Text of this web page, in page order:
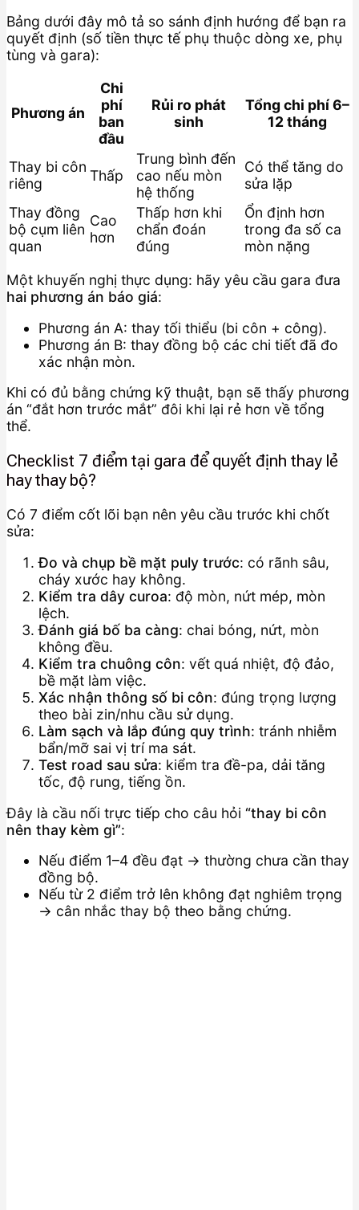
Bảng dưới đây mô tả so sánh định hướng để bạn ra
quyết định (số tiền thực tế phụ thuộc dòng xe, phụ
tùng và gara):
Phương án
Chi
phí
ban
đầu
Rủi ro phát
sinh
Tổng chi phí 6–
12 tháng
Thay bi côn
riêng
Thấp
Trung bình đến
cao nếu mòn
hệ thống
Có thể tăng do
sửa lặp
Thay đồng
bộ cụm liên
quan
Cao
hơn
Thấp hơn khi
chẩn đoán
đúng
Ổn định hơn
trong đa số ca
mòn nặng
Một khuyến nghị thực dụng: hãy yêu cầu gara đưa
hai phương án báo giá:
Phương án A: thay tối thiểu (bi côn + công).
Phương án B: thay đồng bộ các chi tiết đã đo
xác nhận mòn.
Khi có đủ bằng chứng kỹ thuật, bạn sẽ thấy phương
án “đắt hơn trước mắt” đôi khi lại rẻ hơn về tổng
thể.
Checklist 7 điểm tại gara để quyết định thay lẻ
hay thay bộ?
Có 7 điểm cốt lõi bạn nên yêu cầu trước khi chốt
sửa:
Đo và chụp bề mặt puly trước: có rãnh sâu,
cháy xước hay không.
Kiểm tra dây curoa: độ mòn, nứt mép, mòn
lệch.
Đánh giá bố ba càng: chai bóng, nứt, mòn
không đều.
Kiểm tra chuông côn: vết quá nhiệt, độ đảo,
bề mặt làm việc.
Xác nhận thông số bi côn: đúng trọng lượng
theo bài zin/nhu cầu sử dụng.
Làm sạch và lắp đúng quy trình: tránh nhiễm
bẩn/mỡ sai vị trí ma sát.
Test road sau sửa: kiểm tra đề-pa, dải tăng
tốc, độ rung, tiếng ồn.
Đây là cầu nối trực tiếp cho câu hỏi “thay bi côn
nên thay kèm gì”:
Nếu điểm 1–4 đều đạt → thường chưa cần thay
đồng bộ.
Nếu từ 2 điểm trở lên không đạt nghiêm trọng
→ cân nhắc thay bộ theo bằng chứng.